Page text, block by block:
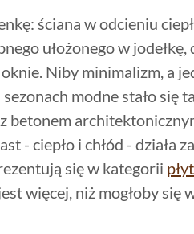
ściana w odcieniu
ułożonego w
Niby minimalizm, a
modne stało się
betonem
- ciepło i chłód - działa
się w kategorii
więcej, niż mogłoby się